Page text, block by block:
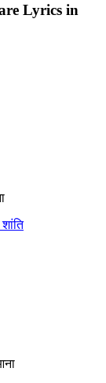
Lyrics in